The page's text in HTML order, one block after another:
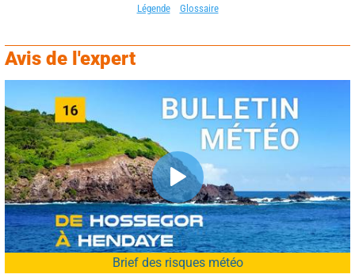
Légende
Glossaire
Avis de l'expert
Brief des risques météo